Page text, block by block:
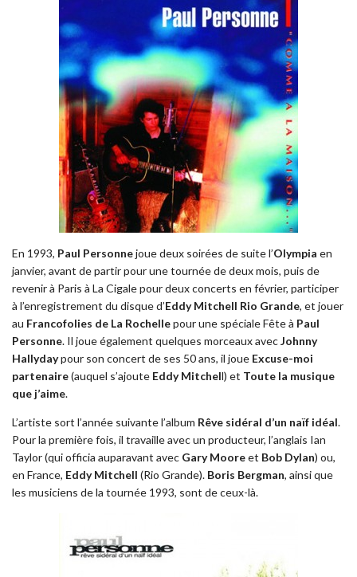
En 1993, Paul Personnejoue deux soirées de suite l’Olympia en
janvier, avant de partir pour une tournée de deux mois, puis de
revenir à Paris à La Cigale pour deux concerts en février, participer
à l’enregistrement du disque d’Eddy Mitchell Rio Grande, et jouer
au Francofolies de La Rochellepour une spéciale Fête à Paul
Personne. Il joue également quelques morceaux avecJohnny
Hallydaypour son concert de ses 50 ans, il joue Excuse-moi
partenaire(auquel s’ajoute Eddy Mitchell) et Toute la musique
que j’aime.
L’artiste sort l’année suivante l’album Rêve sidéral d’un naïf idéal.
Pour la première fois, il travaille avec un producteur, l’anglais Ian
Taylor (qui officia auparavant avec Gary Mooreet Bob Dylan) ou,
en France, Eddy Mitchell (Rio Grande). Boris Bergman, ainsi que
les musiciens de la tournée 1993, sont de ceux-là.